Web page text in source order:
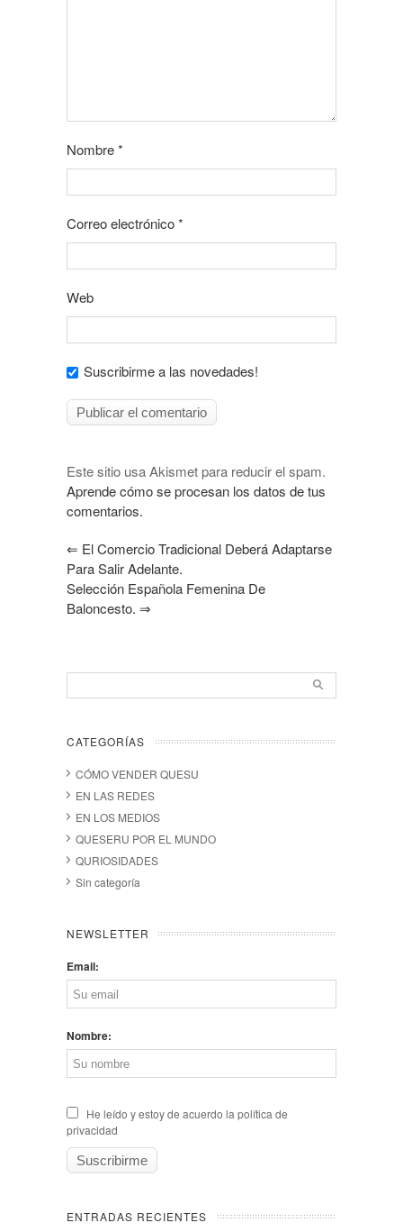
Nombre*
Correo electrónico*
Web
Suscribirme a las novedades!
Este sitio usa Akismet para reducir el spam.
Aprende cómo se procesan los datos de tus
comentarios.
⇐ El Comercio Tradicional Deberá Adaptarse
Para Salir Adelante.
Selección Española Femenina De
Baloncesto. ⇒
CATEGORÍAS
CÓMO VENDER QUESU
EN LAS REDES
EN LOS MEDIOS
QUESERU POR EL MUNDO
QURIOSIDADES
Sin categoría
NEWSLETTER
Email:
Nombre:
He leído y estoy de acuerdo la política de
privacidad
ENTRADAS RECIENTES